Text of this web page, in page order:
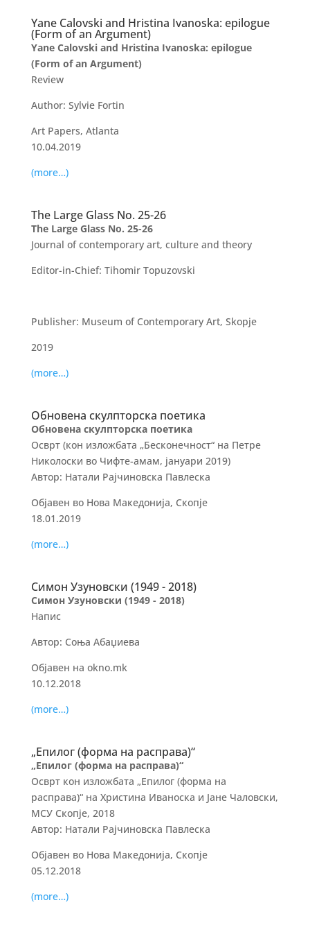
Yane Calovski and Hristina Ivanoska: epilogue
(Form of an Argument)
Yane Calovski and Hristina Ivanoska: epilogue
(Form of an Argument)
Review
Author: Sylvie Fortin
Art Papers, Atlanta
10.04.2019
(more…)
The Large Glass No. 25-26
The Large Glass No. 25-26
Journal of contemporary art, culture and theory
Editor-in-Chief: Tihomir Topuzovski
Publisher: Museum of Contemporary Art, Skopje
2019
(more…)
Обновена скулпторска поетика
Обновена скулпторска поетика
Осврт (кон изложбата „Бесконечност“ на Петре
Николоски во Чифте-амам, јануари 2019)
Автор: Натали Рајчиновска Павлеска
Објавен во Нова Македонија, Скопје
18.01.2019
(more…)
Симон Узуновски (1949 ­- 2018)
Симон Узуновски (1949 ­- 2018)
Напис
Автор: Соња Абаџиева
Објавен на okno.mk
10.12.2018
(more…)
„Eпилог (форма на расправа)“
„Eпилог (форма на расправа)“
Осврт кон изложбата „Eпилог (форма на
расправа)“ на Христина Иваноска и Јане Чаловски,
МСУ Скопје, 2018
Автор: Натали Рајчиновска Павлеска
Објавен во Нова Македонија, Скопје
05.12.2018
(more…)